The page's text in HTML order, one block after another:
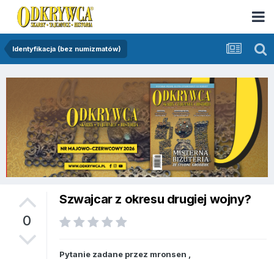
Identyfikacja (bez numizmatów)
0
Szwajcar z okresu drugiej wojny?
Pytanie zadane przez mronsen